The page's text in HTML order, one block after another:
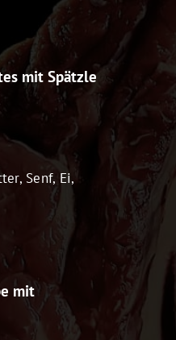
mit Spätzle
Senf, Ei,
mit